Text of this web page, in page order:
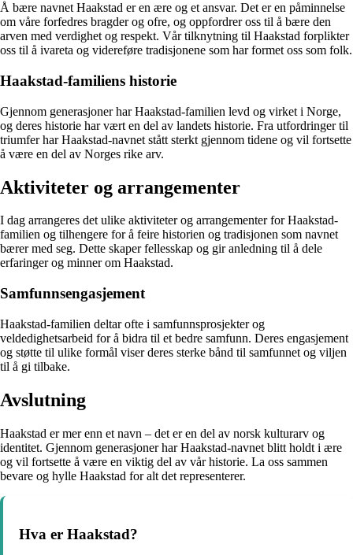
Å bære navnet Haakstad er en ære og et ansvar. Det er en påminnelse
om våre forfedres bragder og ofre, og oppfordrer oss til å bære den
arven med verdighet og respekt. Vår tilknytning til Haakstad forplikter
oss til å ivareta og videreføre tradisjonene som har formet oss som folk.
Haakstad-familiens historie
Gjennom generasjoner har Haakstad-familien levd og virket i Norge,
og deres historie har vært en del av landets historie. Fra utfordringer til
triumfer har Haakstad-navnet stått sterkt gjennom tidene og vil fortsette
å være en del av Norges rike arv.
Aktiviteter og arrangementer
I dag arrangeres det ulike aktiviteter og arrangementer for Haakstad-
familien og tilhengere for å feire historien og tradisjonen som navnet
bærer med seg. Dette skaper fellesskap og gir anledning til å dele
erfaringer og minner om Haakstad.
Samfunnsengasjement
Haakstad-familien deltar ofte i samfunnsprosjekter og
veldedighetsarbeid for å bidra til et bedre samfunn. Deres engasjement
og støtte til ulike formål viser deres sterke bånd til samfunnet og viljen
til å gi tilbake.
Avslutning
Haakstad er mer enn et navn – det er en del av norsk kulturarv og
identitet. Gjennom generasjoner har Haakstad-navnet blitt holdt i ære
og vil fortsette å være en viktig del av vår historie. La oss sammen
bevare og hylle Haakstad for alt det representerer.
Hva er Haakstad?